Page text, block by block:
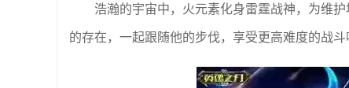
浩瀚的宇宙中，火元素化身雷霆战神，为维
的存在，一起跟随他的步伐，享受更高难度的战斗